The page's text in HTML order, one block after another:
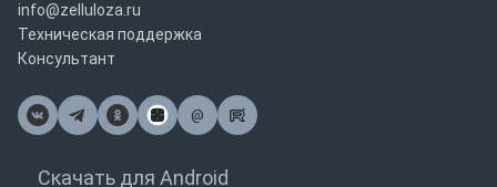
info@zelluloza.ru
Техническая поддержка
Консультант
@
Почта
Скачать для Android